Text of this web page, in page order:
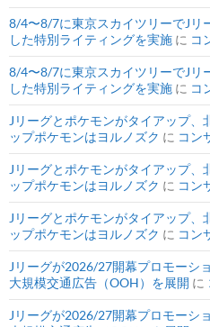
8/4〜8/7に東京スカイツリーでJリ
した特別ライティングを実施 に コ
8/4〜8/7に東京スカイツリーでJリ
した特別ライティングを実施 に コ
Jリーグとポケモンがタイアップ
ップポケモンはヨルノズク に コン
Jリーグとポケモンがタイアップ
ップポケモンはヨルノズク に コン
Jリーグとポケモンがタイアップ
ップポケモンはヨルノズク に コン
Jリーグが2026/27開幕プロモーシ
大規模交通広告（OOH）を展開 に
Jリーグが2026/27開幕プロモーシ